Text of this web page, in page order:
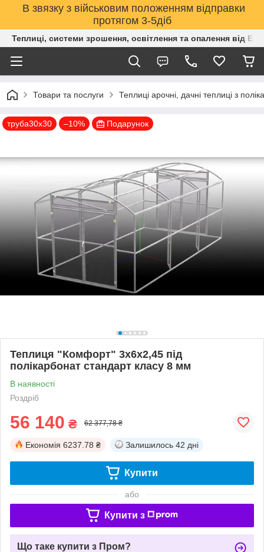
В звязку з військовим положенням відправки
протягом 3-5діб
Теплиці, системи зрошення, освітлення та опалення від
Товари та послуги Теплиці арочні, дачні теплиці з
труба30х30 –10% Подарунок
Теплиця "Комфорт" 3х6х2,45 під
полікарбонат стандарт класу 8 мм
В наявності
Роздріб
56 140 ₴ 62 377,78 ₴
Економія 6237.78 ₴ Залишилось 42 дні
Купити
або
Купити з
Що таке купити з Пром?